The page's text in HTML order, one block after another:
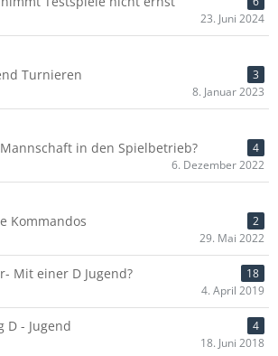
23. Juni 2024
Turnieren
3
8. Januar 2023
in den Spielbetrieb?
4
6. Dezember 2022
Kommandos
2
29. Mai 2022
Mit einer D Jugend?
18
4. April 2019
D - Jugend
4
18. Juni 2018